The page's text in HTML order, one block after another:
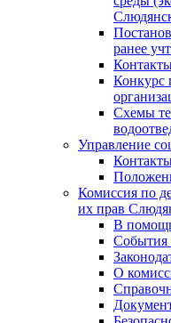
ранее
Конкурс
Схемы
Управление
Комиссия по
их прав
В
События
О